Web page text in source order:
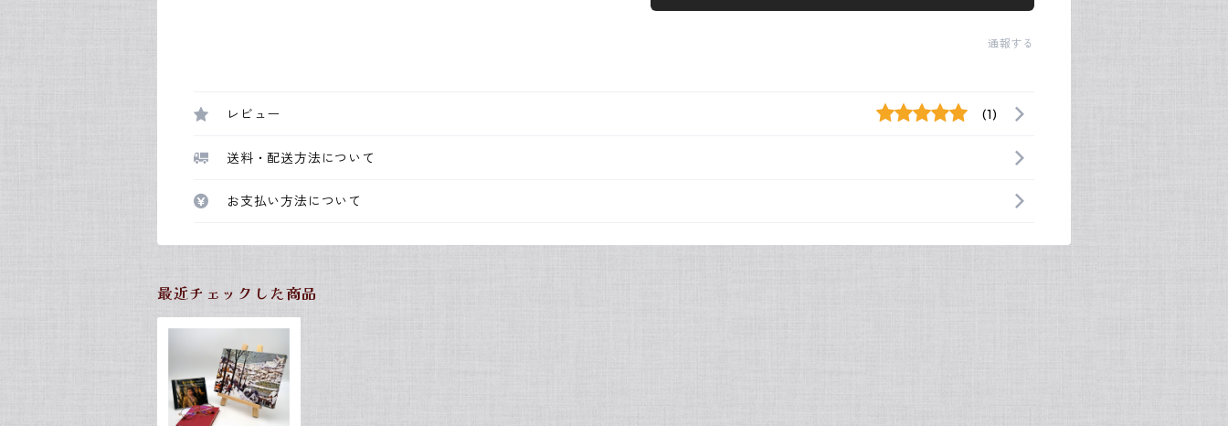
通報する
レビュー (1)
送料・配送方法について
お支払い方法について
最近チェックした商品